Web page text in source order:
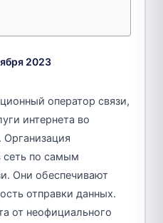
2023
оператор связи,
интернета во
сеть по самым
Они обеспечивают
отправки данных.
от неофициального